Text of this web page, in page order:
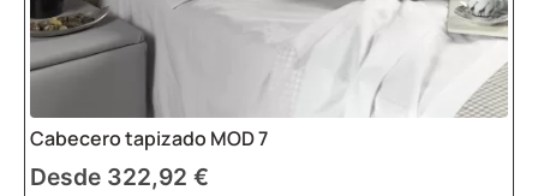
Cabecero tapizado MOD 7
Desde 322,92 €